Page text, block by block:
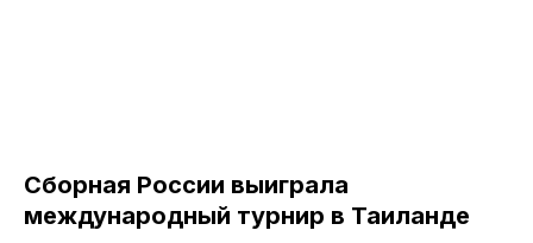
Сборная России выиграла
международный турнир в Таиланде